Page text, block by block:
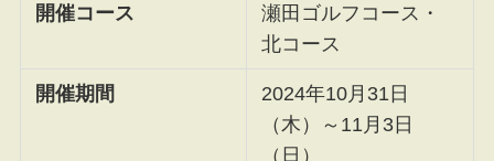
開催コース
瀬田ゴルフコース・
北コース
開催期間
2024年10月31日
（木）～11月3日
（日）